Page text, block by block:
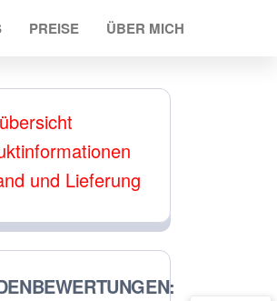
PREISE ÜBER MICH
und Lieferung